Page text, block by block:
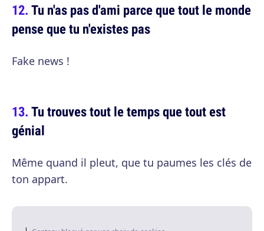
Tu n'as pas d'ami parce que tout le monde
pense que tu n'existes pas
Fake news !
Tu trouves tout le temps que tout est
génial
Même quand il pleut, que tu paumes les clés de
ton appart.